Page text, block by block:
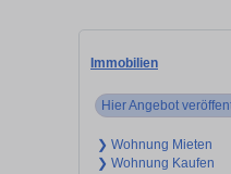
Immobilien
Hier Angebot
❯ Wohnung Mieten
❯ Wohnung Kaufen